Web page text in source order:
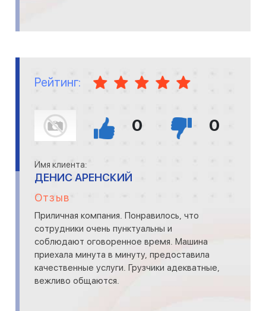
Рейтинг:
0 0
Имя клиента:
ДЕНИС АРЕНСКИЙ
Отзыв
Приличная компания. Понравилось, что
сотрудники очень пунктуальны и
соблюдают оговоренное время. Машина
приехала минута в минуту, предоставила
качественные услуги. Грузчики адекватные,
вежливо общаются.